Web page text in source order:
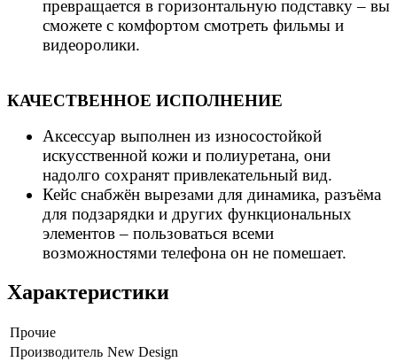
превращается в горизонтальную подставку – вы
сможете с комфортом смотреть фильмы и
видеоролики.
КАЧЕСТВЕННОЕ ИСПОЛНЕНИЕ
Аксессуар выполнен из износостойкой
искусственной кожи и полиуретана, они
надолго сохранят привлекательный вид.
Кейс снабжён вырезами для динамика, разъёма
для подзарядки и других функциональных
элементов – пользоваться всеми
возможностями телефона он не помешает.
Характеристики
Прочие
Производитель New Design